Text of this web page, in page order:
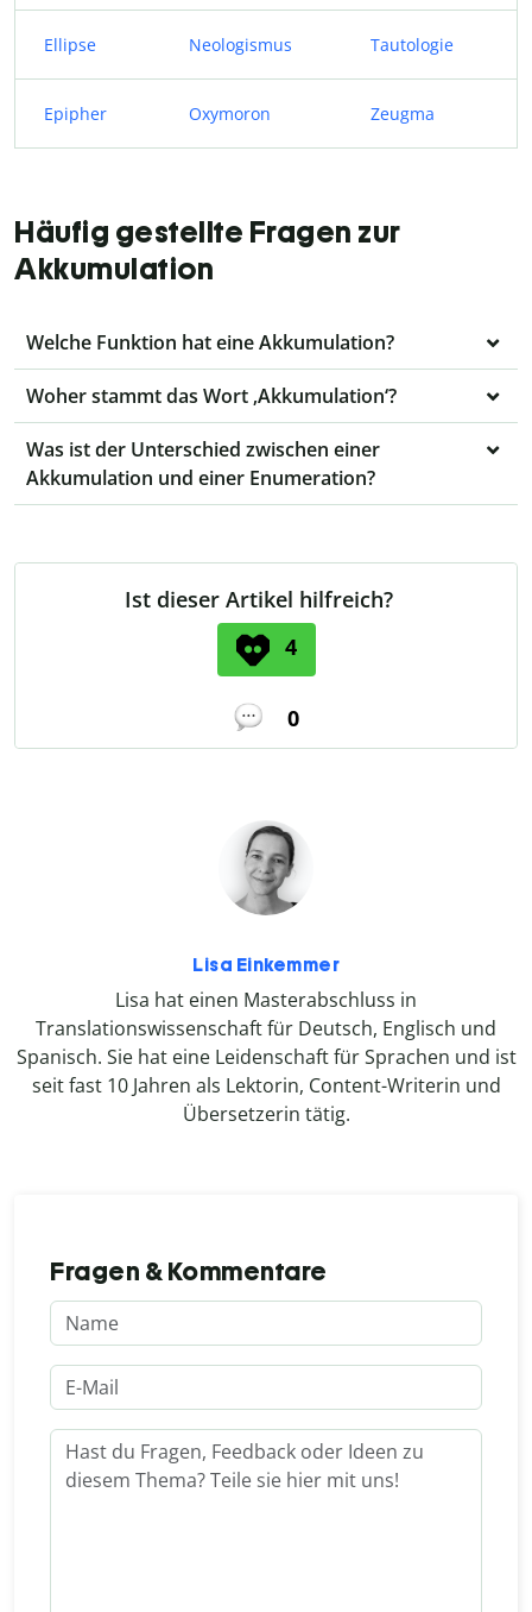
Ellipse Neologismus Tautologie
Epipher Oxymoron Zeugma
Häufig gestellte Fragen zur
Akkumulation
Welche Funktion hat eine Akkumulation?
Woher stammt das Wort ‚Akkumulation‘?
Was ist der Unterschied zwischen einer
Akkumulation und einer Enumeration?
Ist dieser Artikel hilfreich?
4
0
Lisa Einkemmer
Lisa hat einen Masterabschluss in
Translationswissenschaft für Deutsch, Englisch und
Spanisch. Sie hat eine Leidenschaft für Sprachen und ist
seit fast 10 Jahren als Lektorin, Content-Writerin und
Übersetzerin tätig.
Fragen & Kommentare